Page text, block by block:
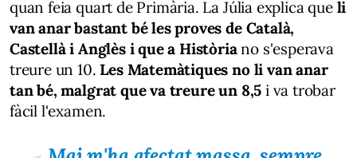
quan feia quart de Primària. La Júlia explica queli
van anar bastant bé les proves de Català,
Castellà i Anglès i que a Històriano s'esperava
treure un 10. Les Matemàtiques no li van anar
tan bé, malgrat que va treure un 8,5 i va trobar
fàcil l'examen.